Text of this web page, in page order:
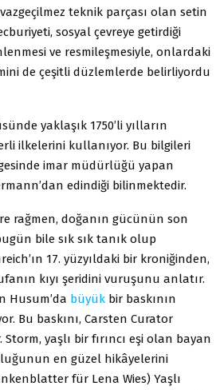
teknik parçası olan setin
sosyal çevreye getirdiği
ve resmileşmesiyle, onlardaki
de çeşitli düzlemlerde belirliyordu
yaklaşık 1750’li yılların
ilkelerini kullanıyor. Bu bilgileri
imar müdürlüğü yapan
edindiği bilinmektedir.
rağmen, doğanın gücünün son
bile sık sık tanık olup
17. yüzyıldaki bir kroniğinden,
kıyı şeridini vuruşunu anlatır.
Husum’da büyük bir baskının
Bu baskını, Carsten Curator
yaşlı bir fırıncı eşi olan bayan
en güzel hikâyelerini
für Lena Wies) Yaşlı